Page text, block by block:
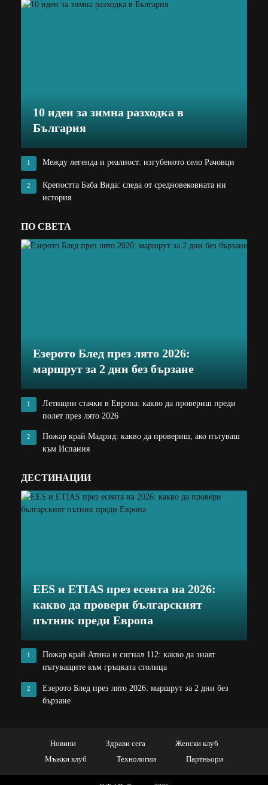
10 идеи за зимна разходка в
България
1 Между легенда и реалност: изгубеното село Рачовци
2
Крепостта Баба Вида: следа от средновековната ни
история
ПО СВЕТА
Езерото Блед през лято 2026:
маршрут за 2 дни без бързане
1
Летищни стачки в Европа: какво да провериш преди
полет през лято 2026
2
Пожар край Мадрид: какво да провериш, ако пътуваш
към Испания
ДЕСТИНАЦИИ
EES и ETIAS през есента на 2026:
какво да провери българският
пътник преди Европа
1
Пожар край Атина и сигнал 112: какво да знаят
пътуващите към гръцката столица
2
Езерото Блед през лято 2026: маршрут за 2 дни без
бързане
Новини Здрави сега
Женски клуб
Мъжки клуб
Технологии Партньори